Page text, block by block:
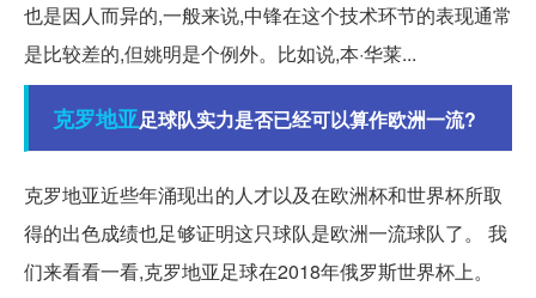
也是因人而异的,一般来说,中锋在这个技术环节的表现通常
是比较差的,但姚明是个例外。比如说,本·华莱...
克罗地亚足球队实力是否已经可以算作欧洲一流?
克罗地亚近些年涌现出的人才以及在欧洲杯和世界杯所取
得的出色成绩也足够证明这只球队是欧洲一流球队了。 我
们来看看一看,克罗地亚足球在2018年俄罗斯世界杯上。